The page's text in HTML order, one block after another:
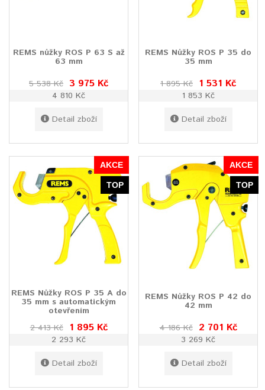
REMS nůžky ROS P 63 S až
63 mm
5 538 Kč 3 975 Kč
4 810 Kč
Detail zboží
REMS Nůžky ROS P 35 do
35 mm
1 895 Kč 1 531 Kč
1 853 Kč
Detail zboží
AKCE
TOP
REMS Nůžky ROS P 35 A do
35 mm s automatickým
otevřením
2 413 Kč 1 895 Kč
2 293 Kč
Detail zboží
AKCE
TOP
REMS Nůžky ROS P 42 do
42 mm
4 186 Kč 2 701 Kč
3 269 Kč
Detail zboží